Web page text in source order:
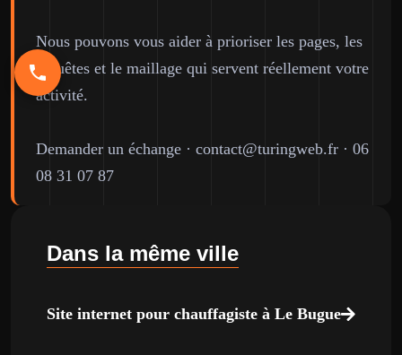
Nous pouvons vous aider à prioriser les pages, les
requêtes et le maillage qui servent réellement votre
activité.
Demander un échange · contact@turingweb.fr · 06
08 31 07 87
Dans la même ville
Site internet pour chauffagiste à Le Bugue